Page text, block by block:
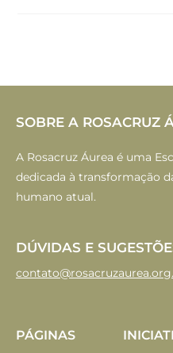
SOBRE A ROSACRUZ
A Rosacruz Áurea é uma
dedicada à transformação
humano atual.
DÚVIDAS E
PÁGINAS